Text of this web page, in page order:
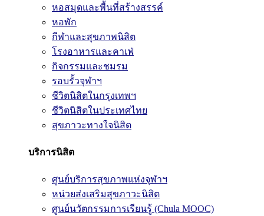
หอสมุดและพื้นที่สร้างสรรค์
หอพัก
กีฬาและสุขภาพนิสิต
โรงอาหารและคาเฟ่
กิจกรรมและชมรม
รอบรั้วจุฬาฯ
ชีวิตนิสิตในกรุงเทพฯ
ชีวิตนิสิตในประเทศไทย
สุขภาวะทางใจนิสิต
บริการนิสิต
ศูนย์บริการสุขภาพแห่งจุฬาฯ
หน่วยส่งเสริมสุขภาวะนิสิต
ศูนย์นวัตกรรมการเรียนรู้ (Chula MOOC)